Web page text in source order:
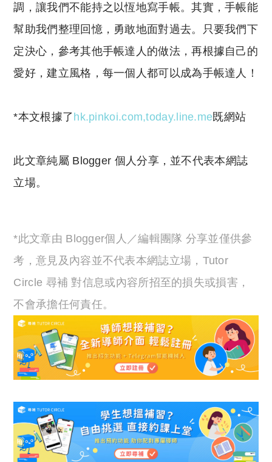
調，讓我們不能持之以恆地寫手帳。其實，手帳能
幫助我們整理回憶，勇敢地面對過去。只要我們下
定決心，參考其他手帳達人的做法，再根據自己的
愛好，建立風格，每一個人都可以成為手帳達人！
*本文根據了 hk.pinkoi.com,today.line.me既網站
此文章純屬 Blogger 個人分享，並不代表本網誌
立場。
*此文章由 Blogger個人／編輯團隊 分享並僅供參
考，意見及內容並不代表本網誌立場，Tutor
Circle 尋補 對信息或內容所招至的損失或損害，
不會承擔任何責任。